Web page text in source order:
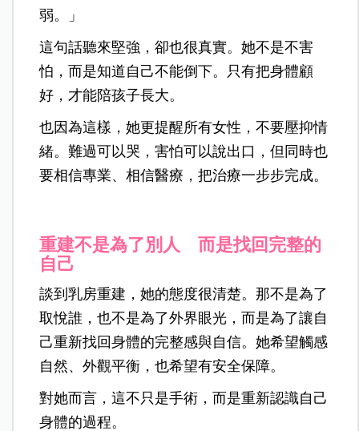
弱。」
這句話聽來堅強，卻也很真實。她不是不害
怕，而是知道自己不能倒下。只有把身體顧
好，才能陪孩子長大。
也因為這樣，她更提醒所有女性，不要壓抑情
緒。難過可以哭，害怕可以說出口，但同時也
要相信專業、相信醫療，把治療一步步完成。
重建不是為了別人 而是找回完整的
自己
談到乳房重建，她的態度很清楚。那不是為了
取悅誰，也不是為了外界眼光，而是為了讓自
己重新找回身體的完整感與自信。她希望觸感
自然、外觀平衡，也希望有安全保障。
對她而言，這不只是手術，而是重新認識自己
身體的過程。